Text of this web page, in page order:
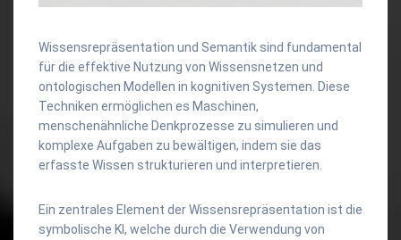
Wissensrepräsentation und Semantik sind fundamental
für die effektive Nutzung von Wissensnetzen und
ontologischen Modellen in kognitiven Systemen. Diese
Techniken ermöglichen es Maschinen,
menschenähnliche Denkprozesse zu simulieren und
komplexe Aufgaben zu bewältigen, indem sie das
erfasste Wissen strukturieren und interpretieren.
Ein zentrales Element der Wissensrepräsentation ist die
symbolische KI, welche durch die Verwendung von